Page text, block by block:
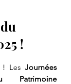
!
5.
Les Journées
Patrimoine